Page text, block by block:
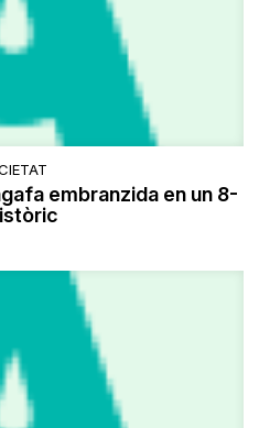
embranzida en un 8-